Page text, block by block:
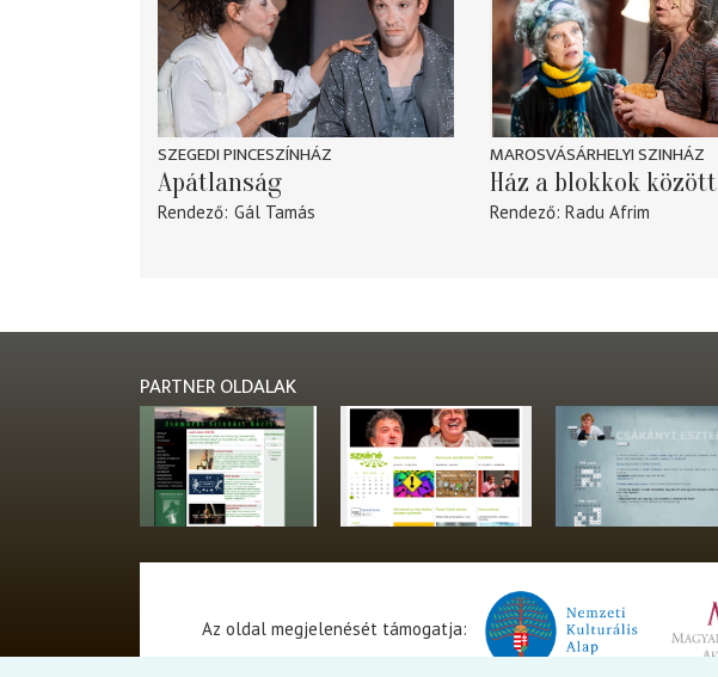
SZEGEDI PINCESZÍNHÁZ
Apátlanság
Rendező Gál Tamás
MAROSVÁSÁRHELYI SZINHÁZ
Ház a blokkok között
Rendező Radu Afrim
PARTNER OLDALAK
Az oldal megjelenését támogatja: